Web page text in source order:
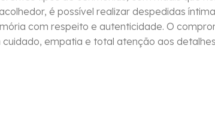
é possível realizar despedidas
com respeito e autenticidade. O
empatia e total atenção aos